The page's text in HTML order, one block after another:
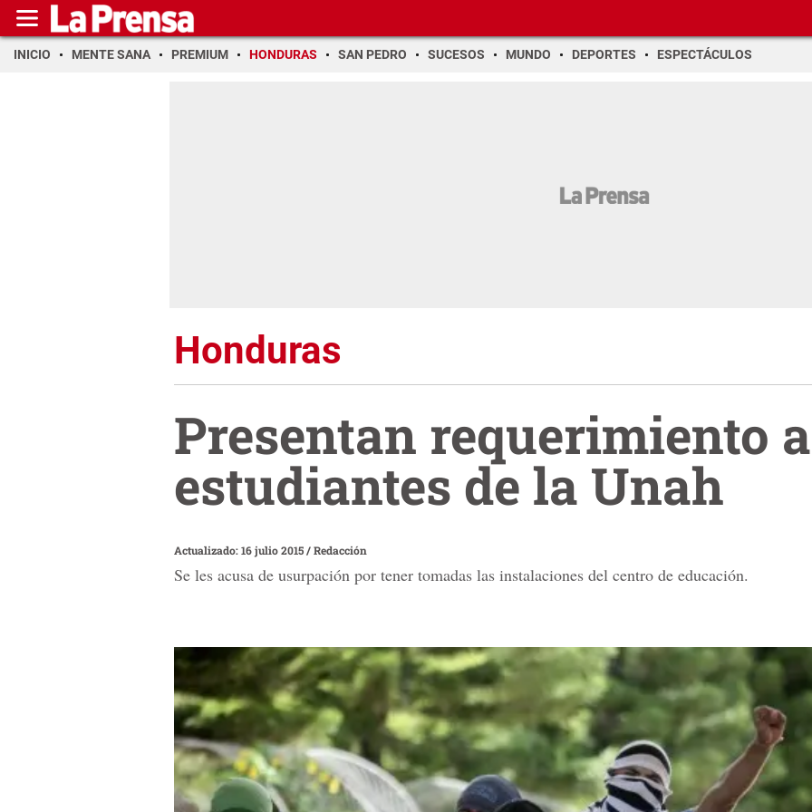
INICIO MENTE SANA PREMIUM HONDURAS SAN PEDRO SUCESOS MUNDO DEPORTES ESPECTÁCULOS
Honduras
Presentan requerimiento
estudiantes de la Unah
Actualizado: 16 julio 2015/Redacción
Se les acusa de usurpación por tener tomadas las instalaciones del centro de educación.